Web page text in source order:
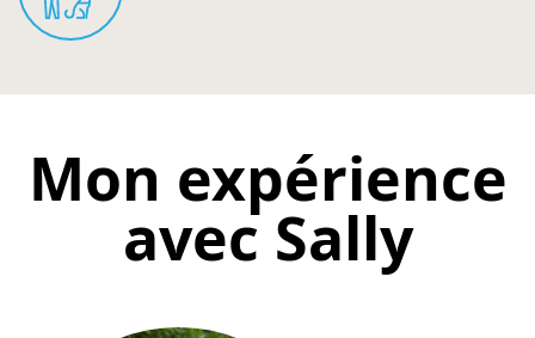
Mon expérience
avec Sally